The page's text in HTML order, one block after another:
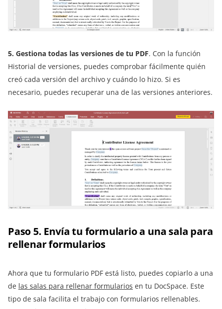
5. Gestiona todas las versiones de tu PDF. Con la función
Historial de versiones, puedes comprobar fácilmente quién
creó cada versión del archivo y cuándo lo hizo. Si es
necesario, puedes recuperar una de las versiones anteriores.
Paso 5. Envía tu formulario a una sala para
rellenar formularios
Ahora que tu formulario PDF está listo, puedes copiarlo a una
de las salas para rellenar formularios en tu DocSpace. Este
tipo de sala facilita el trabajo con formularios rellenables.